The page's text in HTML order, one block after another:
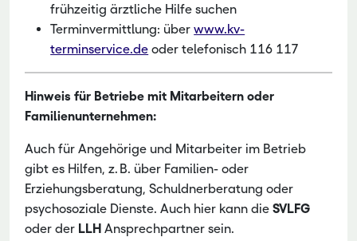
frühzeitig ärztliche Hilfe suchen
Terminvermittlung: überwww.kv-
terminservice.de oder telefonisch 116 117
Hinweis für Betriebe mit Mitarbeitern oder
Familienunternehmen:
Auch für Angehörige und Mitarbeiter im Betrieb
gibt es Hilfen, z. B. über Familien- oder
Erziehungsberatung, Schuldnerberatung oder
psychosoziale Dienste. Auch hier kann dieSVLFG
oder der LLH Ansprechpartner sein.